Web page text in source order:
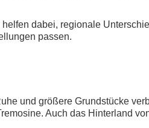
dabei, regionale
passen.
und größere Grundstücke
Auch das Hinterland